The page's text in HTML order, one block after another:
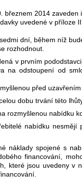
březnem 2014
uvedené v příloze
dní, během níž
rozhodnout.
v prvním
na odstoupení od
před
dobu trvání této
rozmyšlenou nabídku
nabídku
náklady spojené s
financování,
které jsou uvedeny v